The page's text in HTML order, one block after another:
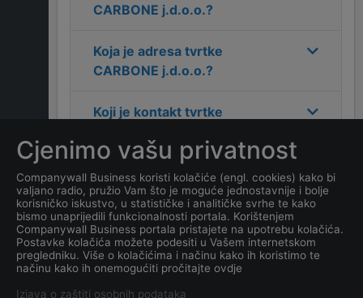
CARBONE j.d.o.o.?
Koja je adresa tvrtke
CARBONE j.d.o.o.?
Koji je kontakt tvrtke
Koliko ima zaposlenih
kompanijaCARBONE
j.d.o.o.?
Koji je datum osnivanja
tvrtkeCARBONE j.d.o.o.
Cjenimo vašu privatnost
Companywall Business koristi kolačiće (engl. cookies) kako bi
valjano radio, pružio Vam što je moguće jednostavnije i bolje
korisničko iskustvo, u statističke i analitičke svrhe te kako
bismo unaprijedili funkcionalnosti portala. Korištenjem
Companywall Business portala pristajete na upotrebu kolačića.
Postavke kolačića možete podesiti u Vašem internetskom
pregledniku. Više o kolačićima i načinu kako ih koristimo te
načinu kako ih onemogućiti pročitajte ovdje
Izjava o zaštiti osobnih podataka